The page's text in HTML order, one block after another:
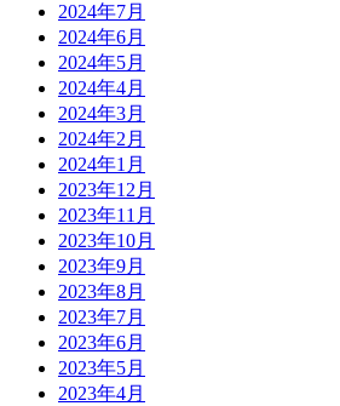
2024年7月
2024年6月
2024年5月
2024年4月
2024年3月
2024年2月
2024年1月
2023年12月
2023年11月
2023年10月
2023年9月
2023年8月
2023年7月
2023年6月
2023年5月
2023年4月